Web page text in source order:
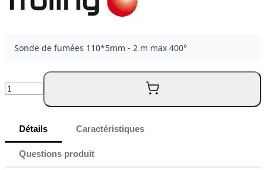
Sonde de fumées 110*5mm - 2 m max 400°
Quantité
Détails Caractéristiques
Questions produit